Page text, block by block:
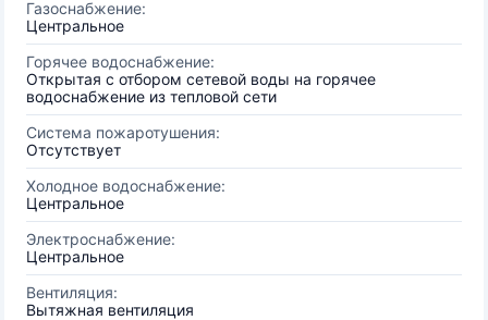
Газоснабжение:
Центральное
Горячее водоснабжение:
Открытая с отбором сетевой воды на горячее
водоснабжение из тепловой сети
Система пожаротушения:
Отсутствует
Холодное водоснабжение:
Центральное
Электроснабжение:
Центральное
Вентиляция:
Вытяжная вентиляция